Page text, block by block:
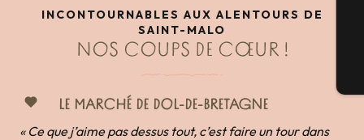
INCONTOURNABLES AUX ALENTOURS DE
SAINT-MALO
NOS COUPS DE CŒUR !
LE MARCHÉ DE DOL-DE-BRETAGNE
« Ce que j’aime pas dessus tout, c’est faire un tour dans